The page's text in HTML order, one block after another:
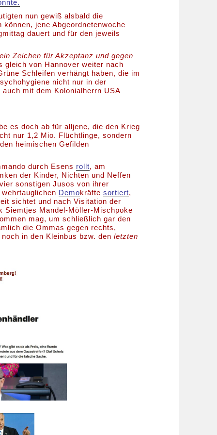
nun gewiß alsbald die
jene Abgeordnetenwoche
dauert und für den jeweils
Zeichen für Akzeptanz und gegen
gleich von Hannover weiter nach
Schleifen verhängt haben, die im
nicht nur in der
mit dem Kolonialherrn USA
es doch ab für alljene, die den Krieg
nur 1,2 Mio. Flüchtlinge, sondern
heimischen Gefilden
durch Esens rollt, am
der Kinder, Nichten und Neffen
sonstigen Jusos von ihrer
Demokräftesortiert,
sichtet und nach Visitation der
Siemtjes Mandel-Möller-Mischpoke
mag, um schließlich gar den
die Ommas gegen rechts,
in den Kleinbus bzw. denletzten